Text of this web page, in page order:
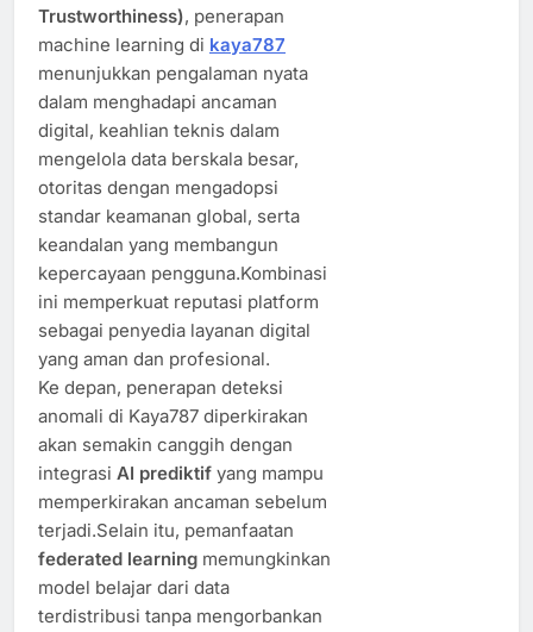
Trustworthiness), penerapan
machine learning di kaya787
menunjukkan pengalaman nyata
dalam menghadapi ancaman
digital, keahlian teknis dalam
mengelola data berskala besar,
otoritas dengan mengadopsi
standar keamanan global, serta
keandalan yang membangun
kepercayaan pengguna.Kombinasi
ini memperkuat reputasi platform
sebagai penyedia layanan digital
yang aman dan profesional.
Ke depan, penerapan deteksi
anomali di Kaya787 diperkirakan
akan semakin canggih dengan
integrasi AI prediktif yang mampu
memperkirakan ancaman sebelum
terjadi.Selain itu, pemanfaatan
federated learning memungkinkan
model belajar dari data
terdistribusi tanpa mengorbankan